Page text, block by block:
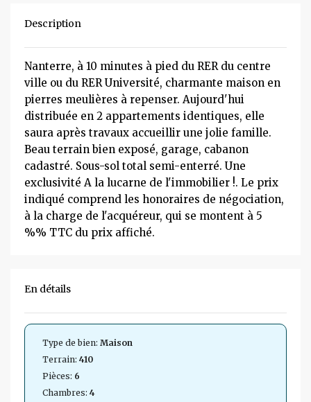
Description
Nanterre, à 10 minutes à pied du RER du centre
ville ou du RER Université, charmante maison en
pierres meulières à repenser. Aujourd'hui
distribuée en 2 appartements identiques, elle
saura après travaux accueillir une jolie famille.
Beau terrain bien exposé, garage, cabanon
cadastré. Sous-sol total semi-enterré. Une
exclusivité A la lucarne de l'immobilier !. Le prix
indiqué comprend les honoraires de négociation,
à la charge de l'acquéreur, qui se montent à 5
%% TTC du prix affiché.
En détails
Type de bien: Maison
Terrain: 410
Pièces: 6
Chambres: 4